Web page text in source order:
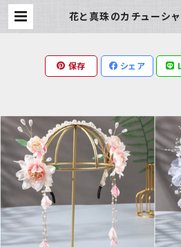
花と真珠のカチューシ
保存 シェア